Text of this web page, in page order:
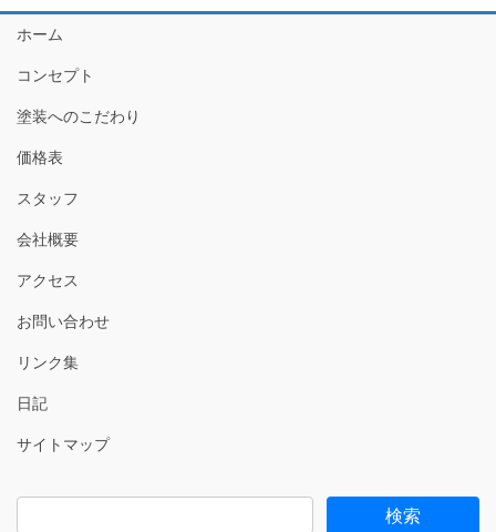
ホーム
コンセプト
塗装へのこだわり
価格表
スタッフ
会社概要
アクセス
お問い合わせ
リンク集
日記
サイトマップ